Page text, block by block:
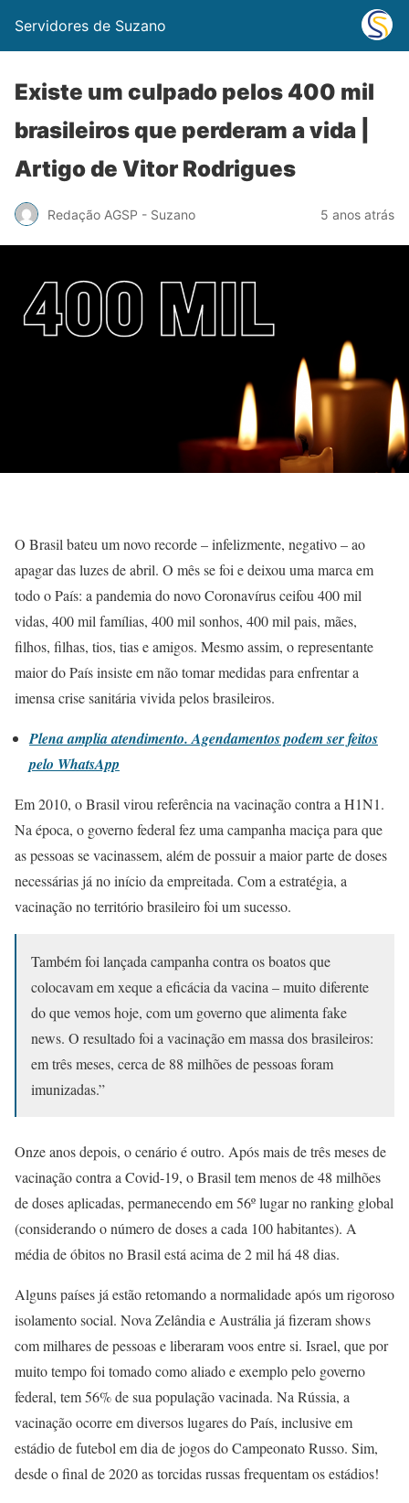
Servidores de Suzano
Existe um culpado pelos 400 mil
brasileiros que perderam a vida |
Artigo de Vitor Rodrigues
Redação AGSP - Suzano 5 anos atrás
O Brasil bateu um novo recorde – infelizmente, negativo – ao
apagar das luzes de abril. O mês se foi e deixou uma marca em
todo o País: a pandemia do novo Coronavírus ceifou 400 mil
vidas, 400 mil famílias, 400 mil sonhos, 400 mil pais, mães,
filhos, filhas, tios, tias e amigos. Mesmo assim, o representante
maior do País insiste em não tomar medidas para enfrentar a
imensa crise sanitária vivida pelos brasileiros.
Plena amplia atendimento. Agendamentos podem ser feitos
pelo WhatsApp
Em 2010, o Brasil virou referência na vacinação contra a H1N1.
Na época, o governo federal fez uma campanha maciça para que
as pessoas se vacinassem, além de possuir a maior parte de doses
necessárias já no início da empreitada. Com a estratégia, a
vacinação no território brasileiro foi um sucesso.
Também foi lançada campanha contra os boatos que
colocavam em xeque a eficácia da vacina – muito diferente
do que vemos hoje, com um governo que alimenta fake
news. O resultado foi a vacinação em massa dos brasileiros:
em três meses, cerca de 88 milhões de pessoas foram
imunizadas.”
Onze anos depois, o cenário é outro. Após mais de três meses de
vacinação contra a Covid-19, o Brasil tem menos de 48 milhões
de doses aplicadas, permanecendo em 56º lugar no ranking global
(considerando o número de doses a cada 100 habitantes). A
média de óbitos no Brasil está acima de 2 mil há 48 dias.
Alguns países já estão retomando a normalidade após um rigoroso
isolamento social. Nova Zelândia e Austrália já fizeram shows
com milhares de pessoas e liberaram voos entre si. Israel, que por
muito tempo foi tomado como aliado e exemplo pelo governo
federal, tem 56% de sua população vacinada. Na Rússia, a
vacinação ocorre em diversos lugares do País, inclusive em
estádio de futebol em dia de jogos do Campeonato Russo. Sim,
desde o final de 2020 as torcidas russas frequentam os estádios!